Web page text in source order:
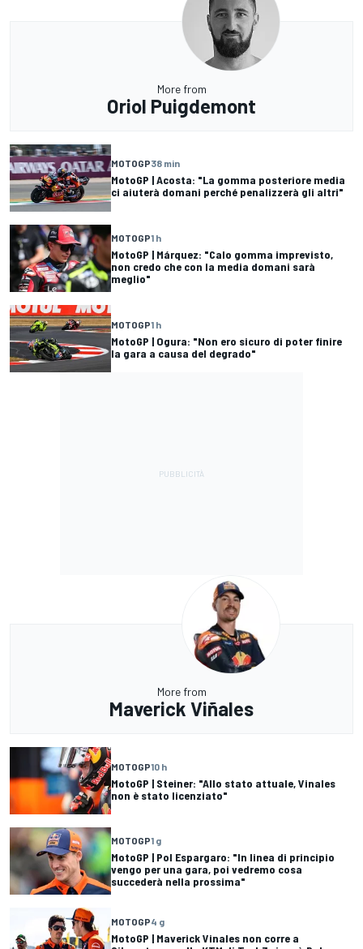
More from
Oriol Puigdemont
MOTOGP38 min
MotoGP | Acosta: "La gomma posteriore media
ci aiuterà domani perché penalizzerà gli altri"
MOTOGP1 h
MotoGP | Márquez: "Calo gomma imprevisto,
non credo che con la media domani sarà
meglio"
MOTOGP1 h
MotoGP | Ogura: "Non ero sicuro di poter finire
la gara a causa del degrado"
More from
Maverick Viñales
MOTOGP10 h
MotoGP | Steiner: "Allo stato attuale, Vinales
non è stato licenziato"
MOTOGP1 g
MotoGP | Pol Espargaro: "In linea di principio
vengo per una gara, poi vedremo cosa
succederà nella prossima"
MOTOGP4 g
MotoGP | Maverick Vinales non corre a